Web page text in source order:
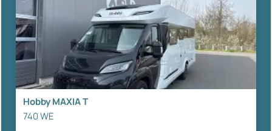
Hobby MAXIA T
740 WE